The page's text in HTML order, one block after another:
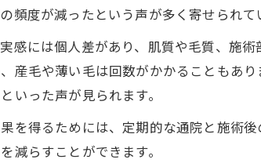
頻度が減ったという声が多く寄せられ
感には個人差があり、肌質や毛質、施
産毛や薄い毛は回数がかかることもあ
いった声が見られます。
を得るためには、定期的な通院と施術
減らすことができます。